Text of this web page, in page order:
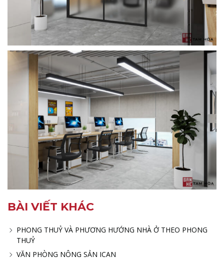
BÀI VIẾT KHÁC
PHONG THUỶ VÀ PHƯƠNG HƯỚNG NHÀ Ở THEO PHONG
THUỶ
VĂN PHÒNG NÔNG SẢN ICAN